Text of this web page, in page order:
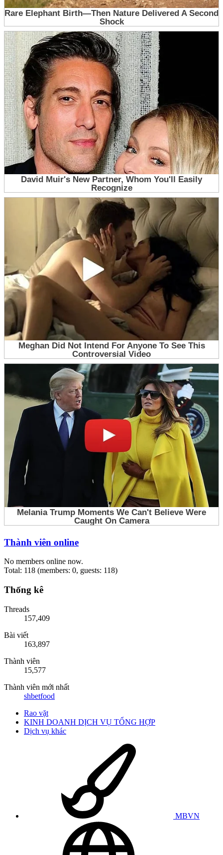
Thành viên online
No members online now.
Total: 118 (members: 0, guests: 118)
Thống kê
Threads
157,409
Bài viết
163,897
Thành viên
15,577
Thành viên mới nhất
shbetfood
Rao vặt
KINH DOANH DỊCH VỤ TỔNG HỢP
Dịch vụ khác
MBVN